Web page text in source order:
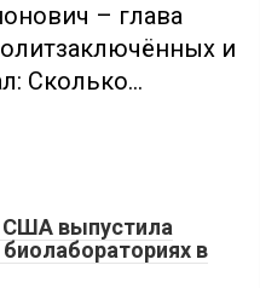
– глава
и
Сколько…
США выпустила
в